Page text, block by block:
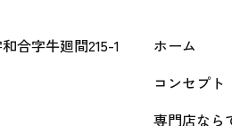
合字牛廻間215-1
ホーム
コンセプト
専門店なら